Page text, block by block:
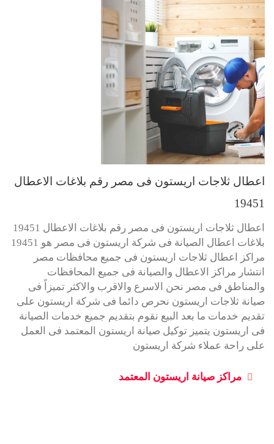
اعطال ثلاجات اريستون فى مصر رقم بلاغات الاعطال
19451
اعطال ثلاجات اريستون فى مصر رقم بلاغات الاعطال 19451
بلاغات اعطال الصيانة فى شركة اريستون فى مصر هو 19451
مراكز اعطال ثلاجات اريستون فى جميع محافظات مصر
انتشار مراكز الاعطال والصيانة فى جميع المحافظات
والمناطق فى مصر نحن الاسرع والاقرب والاكثر تميزاً فى
صيانة ثلاجات اريستون نحرص دائما فى شركة اريستون على
تقديم خدمات ما بعد البيع نقوم بتقديم جميع خدمات الصيانة
فى اريستون يتميز توكيل صيانة اريستون المعتمد فى العمل
على راحة عملاء شركة اريستون